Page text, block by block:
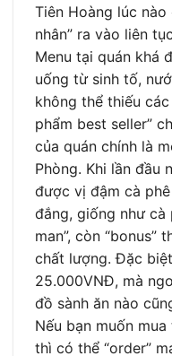
Tiên Hoàng lúc
nhân” ra vào liên
Menu tại quán khá
uống từ sinh tố,
không thể thiếu
phẩm best seller”
của quán chính là
Phòng. Khi lần đầu
được vị đậm cà
đắng, giống như cà
man”, còn “bonus”
chất lượng. Đặc
25.000VNĐ, mà
đồ sành ăn nào
Nếu bạn muốn
thì có thể “order”